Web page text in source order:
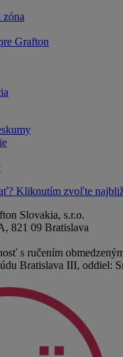
zóna
Grafton
Kliknutím zvoľte
Slovakia, s.r.o.
821 09 Bratislava
s ručením
Bratislava III, oddiel: